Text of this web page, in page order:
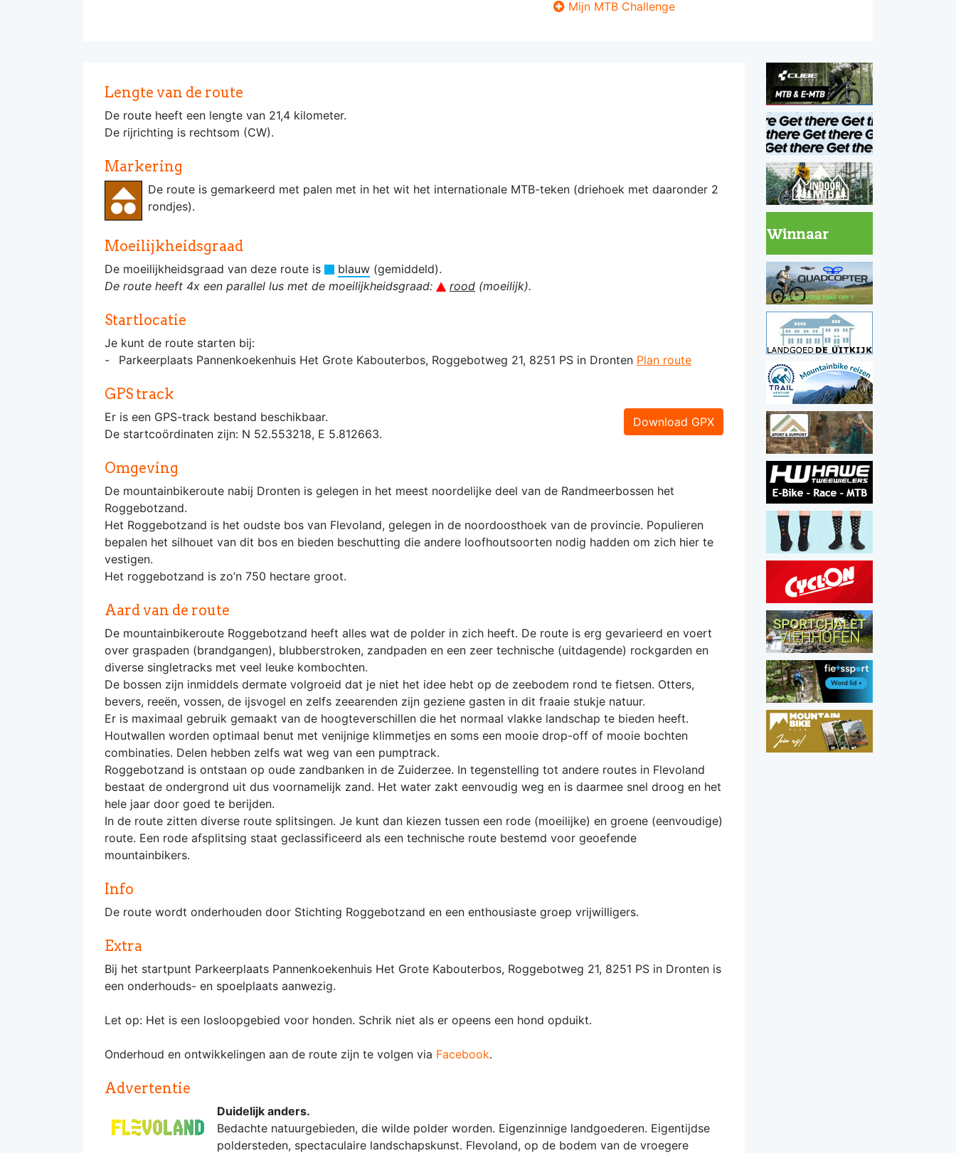
Mijn MTB Challenge
Lengte van de route
De route heeft een lengte van 21,4 kilometer.
De rijrichting is rechtsom (CW).
Markering
De route is gemarkeerd met palen met in het wit het internationale MTB-teken (driehoek met daaronder 2
rondjes).
Moeilijkheidsgraad
De moeilijkheidsgraad van deze route is blauw (gemiddeld).
De route heeft 4x een parallel lus met de moeilijkheidsgraad:
rood (moeilijk).
Startlocatie
Je kunt de route starten bij:
Parkeerplaats Pannenkoekenhuis Het Grote Kabouterbos, Roggebotweg 21, 8251 PS in Dronten Plan route
GPS track
Download GPX
Er is een GPS-track bestand beschikbaar.
De startcoördinaten zijn: N 52.553218, E 5.812663.
Omgeving
De mountainbikeroute nabij Dronten is gelegen in het meest noordelijke deel van de Randmeerbossen het
Roggebotzand.
Het Roggebotzand is het oudste bos van Flevoland, gelegen in de noordoosthoek van de provincie. Populieren
bepalen het silhouet van dit bos en bieden beschutting die andere loofhoutsoorten nodig hadden om zich hier te
vestigen.
Het roggebotzand is zo’n 750 hectare groot.
Aard van de route
De mountainbikeroute Roggebotzand heeft alles wat de polder in zich heeft. De route is erg gevarieerd en voert
over graspaden (brandgangen), blubberstroken, zandpaden en een zeer technische (uitdagende) rockgarden en
diverse singletracks met veel leuke kombochten.
De bossen zijn inmiddels dermate volgroeid dat je niet het idee hebt op de zeebodem rond te fietsen. Otters,
bevers, reeën, vossen, de ijsvogel en zelfs zeearenden zijn geziene gasten in dit fraaie stukje natuur.
Er is maximaal gebruik gemaakt van de hoogteverschillen die het normaal vlakke landschap te bieden heeft.
Houtwallen worden optimaal benut met venijnige klimmetjes en soms een mooie drop-off of mooie bochten
combinaties. Delen hebben zelfs wat weg van een pumptrack.
Roggebotzand is ontstaan op oude zandbanken in de Zuiderzee. In tegenstelling tot andere routes in Flevoland
bestaat de ondergrond uit dus voornamelijk zand. Het water zakt eenvoudig weg en is daarmee snel droog en het
hele jaar door goed te berijden.
In de route zitten diverse route splitsingen. Je kunt dan kiezen tussen een rode (moeilijke) en groene (eenvoudige)
route. Een rode afsplitsing staat geclassificeerd als een technische route bestemd voor geoefende
mountainbikers.
Info
De route wordt onderhouden door Stichting Roggebotzand en een enthousiaste groep vrijwilligers.
Extra
Bij het startpunt Parkeerplaats Pannenkoekenhuis Het Grote Kabouterbos, Roggebotweg 21, 8251 PS in Dronten is
een onderhouds- en spoelplaats aanwezig.
Let op: Het is een losloopgebied voor honden. Schrik niet als er opeens een hond opduikt.
Onderhoud en ontwikkelingen aan de route zijn te volgen via Facebook.
Advertentie
Duidelijk anders.
Bedachte natuurgebieden, die wilde polder worden. Eigenzinnige landgoederen. Eigentijdse
poldersteden, spectaculaire landschapskunst. Flevoland, op de bodem van de vroegere